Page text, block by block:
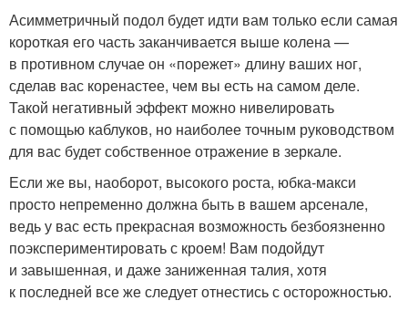
Асимметричный подол будет идти вам только если самая
короткая его часть заканчивается выше колена —
в противном случае он «порежет» длину ваших ног,
сделав вас коренастее, чем вы есть на самом деле.
Такой негативный эффект можно нивелировать
с помощью каблуков, но наиболее точным руководством
для вас будет собственное отражение в зеркале.
Если же вы, наоборот, высокого роста, юбка-макси
просто непременно должна быть в вашем арсенале,
ведь у вас есть прекрасная возможность безбоязненно
поэкспериментировать с кроем! Вам подойдут
и завышенная, и даже заниженная талия, хотя
к последней все же следует отнестись с осторожностью.